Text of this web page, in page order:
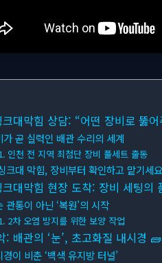
크대막힘 상담: “어떤 장비로 뚫
가 곧 실력인 배관 수리의 세계
인천 전 지역 최첨단 장비 풀세트 출동
크대 막힘, 장비부터 확인하고 맡기세
크대막힘 현장 도착: 장비 세팅의
관통이 아닌 ‘복원’의 시작
2차 오염 방지를 위한 보양 작업
: 배관의 ‘눈’, 초고화질 내시경 🧱
경이 비춘 ‘백색 유지방 터널’